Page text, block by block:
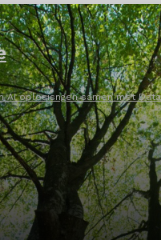
AI oplosisngen samen met